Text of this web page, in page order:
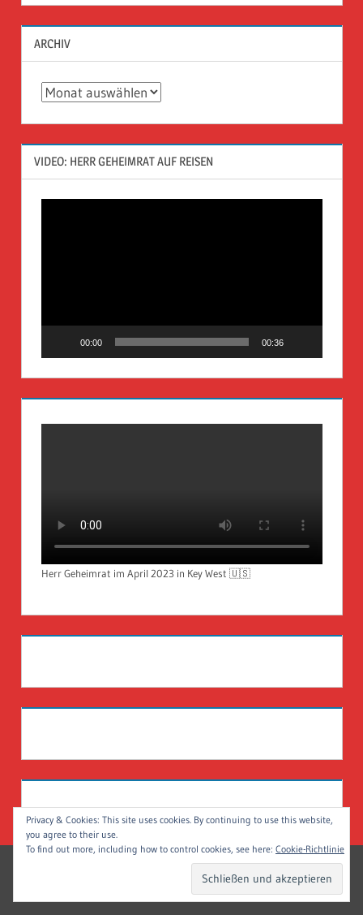
ARCHIV
Archiv
VIDEO: HERR GEHEIMRAT AUF REISEN
00:00 00:36
Herr Geheimrat im April 2023 in Key West 🇺🇸
WordPress-Theme: Treville von ThemeZee.
Privacy & Cookies: This site uses cookies. By continuing to use this website,
you agree to their use.
To find out more, including how to control cookies, see here: Cookie-Richtlinie